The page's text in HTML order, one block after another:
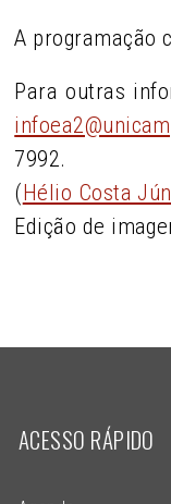
A programação
Para outras
7992.
(Hélio Costa
Edição de
ACESSO RÁPIDO